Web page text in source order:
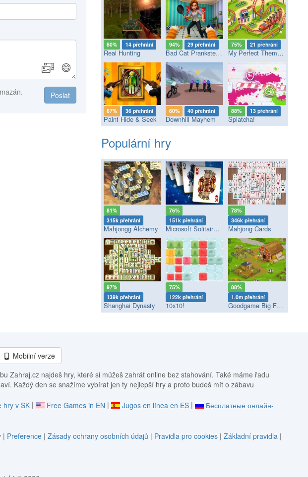
😄
Poslat
80% 14 přehrání
Real Hunting
94% 29 přehrání
Bad Cat Prankster - Mom’s Return
75% 21 přehrání
My Perfect Theme Park
67% 36 přehrání
Paint Hide & Seek
60% 40 přehrání
Downhill Mayhem
88% 13 přehrání
Splatcha!
Populární hry
81%
315k přehrání
Mahjongg Alchemy
76%
151k přehrání
Microsoft Solitaire Collection
78%
346k přehrání
Mahjong Cards
97%
139k přehrání
Shanghai Dynasty
75%
122k přehrání
10x10!
88%
1.0m přehrání
Goodgame Big Farm
Mobilní verze
Zahraj.cz najdeš hry, které si můžeš zahrát online bez stahování. Také máme řadu
Každý den se snažíme vybírat jen ty nejlepší hry a proto budeš mít o zábavu
hry v SK | Free Games in EN | Jugos en línea en ES |
Бесплатные онлайн-
| Preference | Zásady ochrany osobních údajů | Pravidla pro cookies| Základní pravidla|